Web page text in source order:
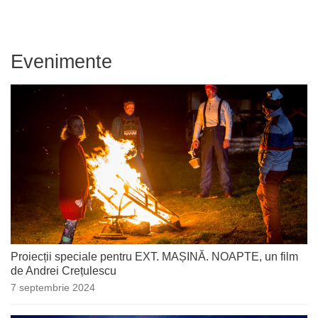
Evenimente
Proiecții speciale pentru EXT. MAȘINĂ. NOAPTE, un film
de Andrei Crețulescu
7 septembrie 2024